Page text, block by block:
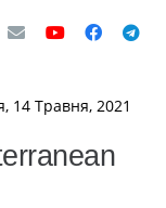
14 Травня, 2021